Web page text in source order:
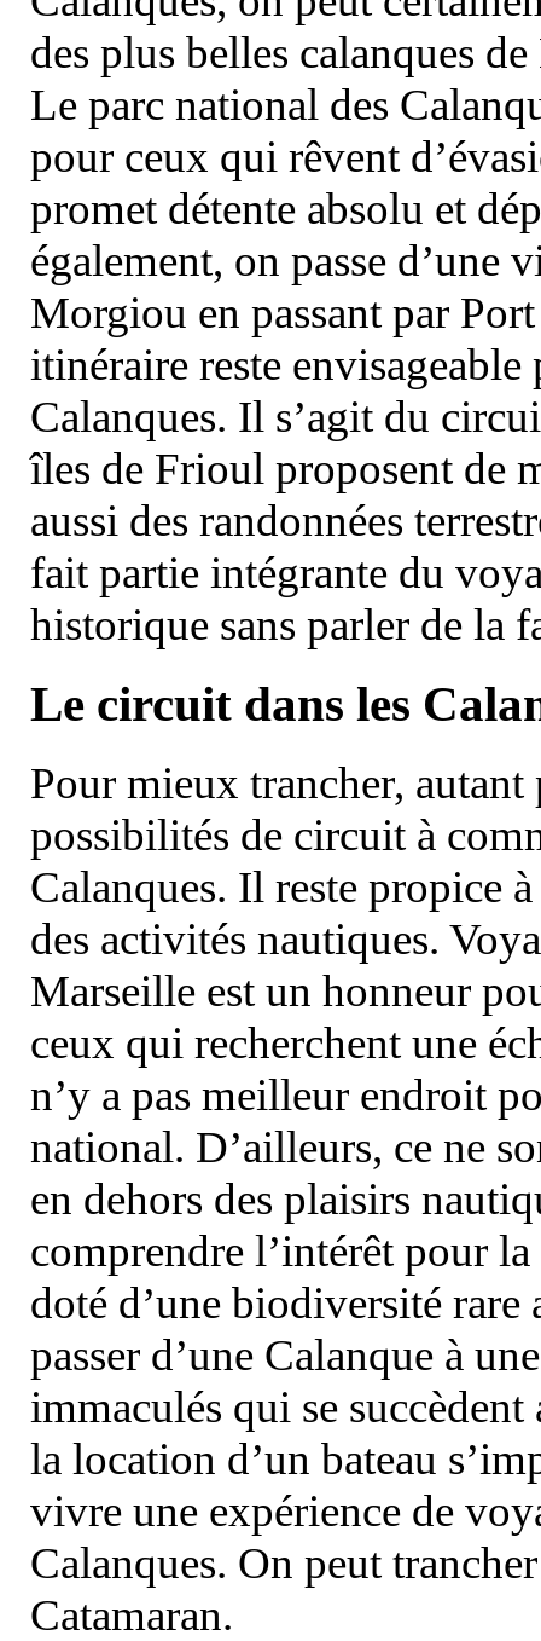
des plus belles calanques
Le parc national des
pour ceux qui rêvent
promet détente absolu et
également, on passe d’une
Morgiou en passant par
itinéraire reste
Calanques. Il s’agit du
îles de Frioul proposent de
aussi des randonnées
fait partie intégrante du
historique sans parler de la
Le circuit dans les
Pour mieux trancher, autant
possibilités de circuit à
Calanques. Il reste propice
des activités nautiques.
Marseille est un honneur
ceux qui recherchent une
n’y a pas meilleur endroit
national. D’ailleurs, ce ne
en dehors des plaisirs
comprendre l’intérêt pour
doté d’une biodiversité
passer d’une Calanque à
immaculés qui se
la location d’un bateau
vivre une expérience de
Calanques. On peut
Catamaran.